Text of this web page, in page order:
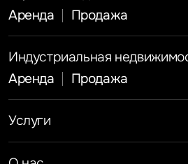
Аренда
Продажа
Индустриальная
Аренда
Продажа
Услуги